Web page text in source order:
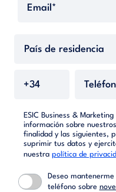
ESIC Business &
información sobre
finalidad y las siguientes,
suprimir tus datos y
nuestra política de
Deseo
teléfono sobre